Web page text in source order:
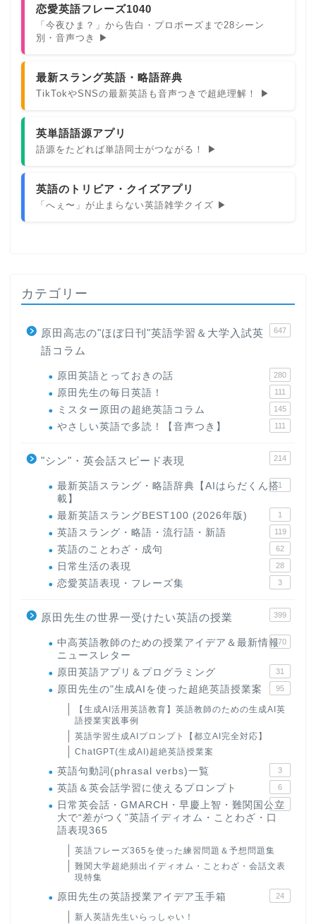
恋愛英語フレーズ1040
「今夜ひま？」から告白・プロポーズまで28シーン
別・音声つき ▶
最新スラング英語・略語辞典
TikTokやSNSの最新英語も音声つきで超絶理解！ ▶
英単語語源アプリ
語源をたどれば単語同士がつながる！ ▶
英語のトリビア・クイズアプリ
「へぇ〜」が止まらない英語雑学クイズ ▶
カテゴリー
原田高志の"ほぼ日刊"英語学習＆大学入試英
語コラム
647
原田英語とっておきの話 280
原田先生の毎日英語！ 111
ミスター原田の超絶英語コラム 145
やさしい英語で多読！【音声つき】 111
"シン"・英会話スピード表現 214
最新英語スラング・略語辞典【AIはらだくん搭
載】
1
最新英語スラングBEST100 (2026年版) 1
英語スラング・略語・流行語・新語 119
英語のことわざ・成句 62
日常生活の表現 28
恋愛英語表現・フレーズ集 3
原田先生の世界一受けたい英語の授業 399
中高英語教師のための授業アイデア＆最新情報
ニュースレター
170
原田英語アプリ＆プログラミング 31
原田先生の"生成AIを使った超絶英語授業案 95
【生成AI活用英語教育】英語教師のための生成AI英
語授業実践事例
英語学習生成AIプロンプト【都立AI完全対応】
ChatGPT(生成AI)超絶英語授業案
英語句動詞(phrasal verbs)一覧 3
英語＆英会話学習に使えるプロンプト 6
日常英会話・GMARCH・早慶上智・難関国公立
大で“差がつく”英語イディオム・ことわざ・口
語表現365
22
英語フレーズ365を使った練習問題＆予想問題集
難関大学超絶頻出イディオム・ことわざ・会話文表
現特集
原田先生の英語授業アイデア玉手箱 24
新人英語先生いらっしゃい！